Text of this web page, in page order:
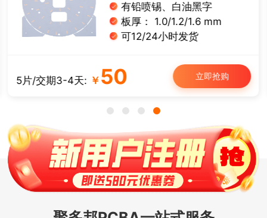
有铅喷锡、白油黑字
板厚： 1.0/1.2/1.6 mm
可12/24小时发货
5片/交期3-4天: ￥ 50 立即抢购